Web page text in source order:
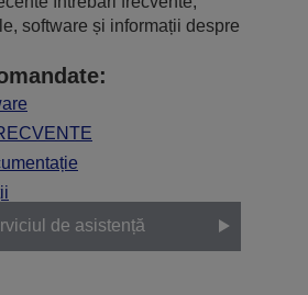
software și informații despre
de asistență